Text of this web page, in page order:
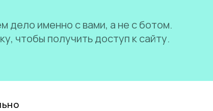
дело именно с вами, а не с ботом.
чтобы получить доступ к сайту.